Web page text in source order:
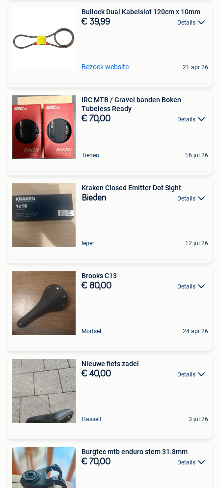
Bullock Dual Kabelslot 120cm x 10mm
€ 39,99 Details
Bezoek website 21 apr 26
IRC MTB / Gravel banden Boken
Tubeless Ready
€ 70,00 Details
Tienen 16 jul 26
Kraken Closed Emitter Dot Sight
Bieden Details
Ieper 12 jul 26
Brooks C13
€ 80,00 Details
Mortsel 24 apr 26
Nieuwe fiets zadel
€ 40,00 Details
Hasselt 3 jul 26
Burgtec mtb enduro stem 31.8mm
€ 70,00 Details